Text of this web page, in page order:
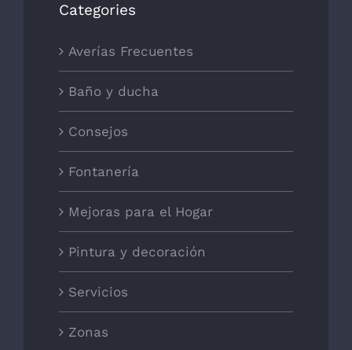
Categories
Averías Frecuentes
Baño y ducha
Consejos
Fontanería
Mejoras para el Hogar
Pintura y decoración
Servicios
Zonas